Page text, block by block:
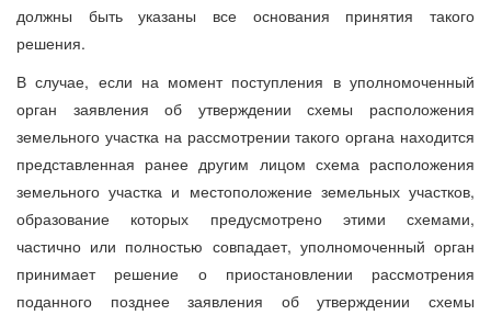
должны быть указаны все основания принятия такого
решения.
В случае, если на момент поступления в уполномоченный
орган заявления об утверждении схемы расположения
земельного участка на рассмотрении такого органа находится
представленная ранее другим лицом схема расположения
земельного участка и местоположение земельных участков,
образование которых предусмотрено этими схемами,
частично или полностью совпадает, уполномоченный орган
принимает решение о приостановлении рассмотрения
поданного позднее заявления об утверждении схемы